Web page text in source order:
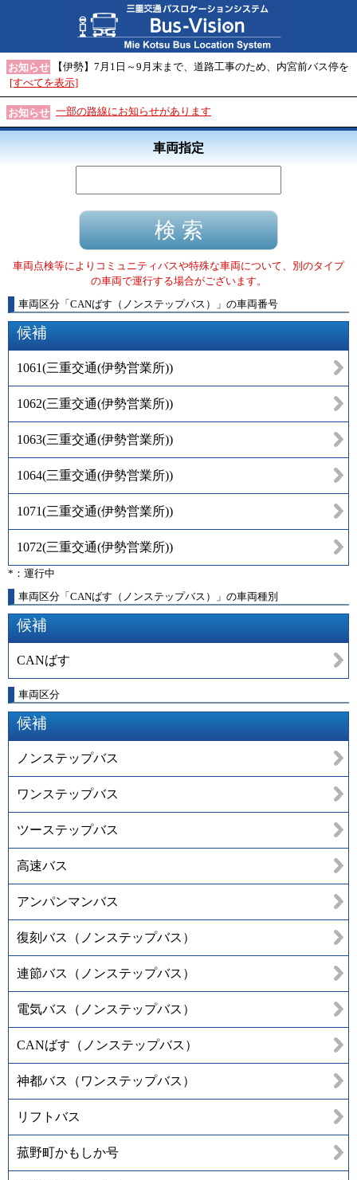
お知らせ
【伊勢】7月1日～9月末まで、道路工事のため、内宮前バス停を
[すべてを表示]
お知らせ 一部の路線にお知らせがあります
車両指定
車両点検等によりコミュニティバスや特殊な車両について、別のタイプ
の車両で運行する場合がございます。
車両区分 「 CANばす（ノンステップバス） 」 の車両番号
候補
1061(三重交通(伊勢営業所))
1062(三重交通(伊勢営業所))
1063(三重交通(伊勢営業所))
1064(三重交通(伊勢営業所))
1071(三重交通(伊勢営業所))
1072(三重交通(伊勢営業所))
*：運行中
車両区分「CANばす（ノンステップバス）」の車両種別
候補
CANばす
車両区分
候補
ノンステップバス
ワンステップバス
ツーステップバス
高速バス
アンパンマンバス
復刻バス（ノンステップバス）
連節バス（ノンステップバス）
電気バス（ノンステップバス）
CANばす（ノンステップバス）
神都バス（ワンステップバス）
リフトバス
菰野町かもしか号